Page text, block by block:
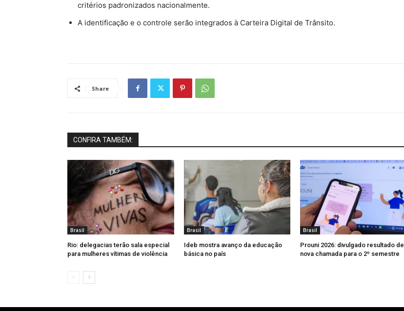
critérios padronizados nacionalmente.
A identificação e o controle serão integrados à Carteira Digital de Trânsito.
Share
CONFIRA TAMBÉM:
Brasil
Rio: delegacias terão sala especial
para mulheres vítimas de violência
Brasil
Ideb mostra avanço da educação
básica no país
Brasil
Prouni 2026: divulgado resultado de
nova chamada para o 2º semestre